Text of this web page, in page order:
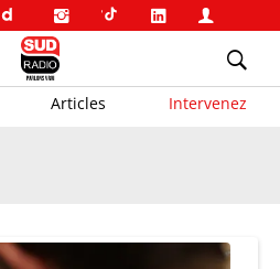
Articles Intervenez